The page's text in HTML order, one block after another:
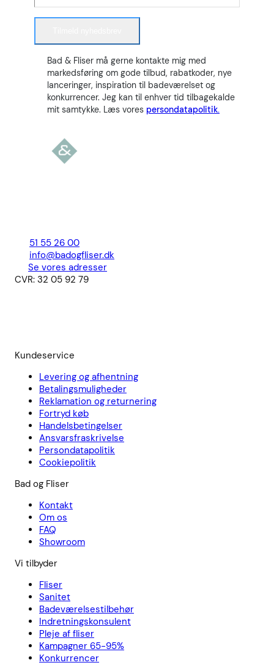
Bad & Fliser må gerne kontakte mig med
markedsføring om gode tilbud, rabatkoder, nye
lanceringer, inspiration til badeværelset og
konkurrencer. Jeg kan til enhver tid tilbagekalde
mit samtykke. Læs vores persondatapolitik.
51 55 26 00
info@badogfliser.dk
Se vores adresser
CVR: 32 05 92 79
Kundeservice
Levering og afhentning
Betalingsmuligheder
Reklamation og returnering
Fortryd køb
Handelsbetingelser
Ansvarsfraskrivelse
Persondatapolitik
Cookiepolitik
Bad og Fliser
Kontakt
Om os
FAQ
Showroom
Vi tilbyder
Fliser
Sanitet
Badeværelsestilbehør
Indretningskonsulent
Pleje af fliser
Kampagner 65-95%
Konkurrencer